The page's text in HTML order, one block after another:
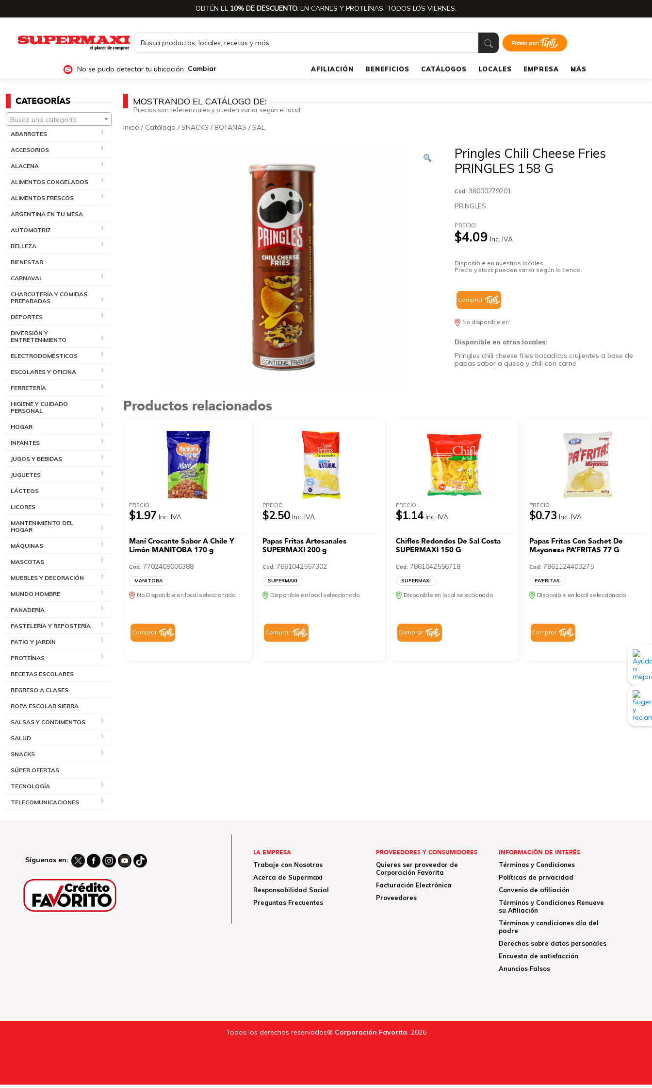
OBTÉN EL 10% DE DESCUENTO. EN CARNES Y PROTEÍNAS, TODOS LOS VIERNES.
No se pudo detectar tu ubicación Cambiar AFILIACIÓN BENEFICIOS CATÁLOGOS LOCALES EMPRESA MÁS
CATEGORÍAS
Busca una categoría
ABARROTES
ACCESORIOS
ALACENA
ALIMENTOS CONGELADOS
ALIMENTOS FRESCOS
ARGENTINA EN TU MESA
AUTOMOTRIZ
BELLEZA
BIENESTAR
CARNAVAL
CHARCUTERÍA Y COMIDAS
PREPARADAS
DEPORTES
DIVERSIÓN Y
ENTRETENIMIENTO
ELECTRODOMÉSTICOS
ESCOLARES Y OFICINA
FERRETERÍA
HIGIENE Y CUIDADO
PERSONAL
HOGAR
INFANTES
JUGOS Y BEBIDAS
JUGUETES
LÁCTEOS
LICORES
MANTENIMIENTO DEL
HOGAR
MÁQUINAS
MASCOTAS
MUEBLES Y DECORACIÓN
MUNDO HOMBRE
PANADERÍA
PASTELERÍA Y REPOSTERÍA
PATIO Y JARDÍN
PROTEÍNAS
RECETAS ESCOLARES
REGRESO A CLASES
ROPA ESCOLAR SIERRA
SALSAS Y CONDIMENTOS
SALUD
SNACKS
SÚPER OFERTAS
TECNOLOGÍA
TELECOMUNICACIONES
MOSTRANDO EL CATÁLOGO DE:
Precios son referenciales y pueden variar según el local.
Inicio / Catálogo / SNACKS / BOTANAS / SAL
Pringles Chili Cheese Fries
PRINGLES 158 G
Cod: 38000279201
PRINGLES
PRECIO
$4.09 Inc. IVA
Disponible en nuestros locales.
Precio y stock pueden variar según la tienda.
Comprar
No disponible en:
Disponible en otros locales:
Pringles chili cheese fries bocaditos crujientes a base de
papas sabor a queso y chili con carne
Productos relacionados
PRECIO
$1.97 Inc. IVA
Maní Crocante Sabor A Chile Y
Limón MANITOBA 170 g
Cod: 7702409006388
MANITOBA
No Disponible en local seleccionado
Comprar
PRECIO
$2.50 Inc. IVA
Papas Fritas Artesanales
SUPERMAXI 200 g
Cod: 7861042557302
SUPERMAXI
Disponible en local seleccionado
Comprar
PRECIO
$1.14 Inc. IVA
Chifles Redondos De Sal Costa
SUPERMAXI 150 G
Cod: 7861042556718
SUPERMAXI
Disponible en local seleccionado
Comprar
PRECIO
$0.73 Inc. IVA
Papas Fritas Con Sachet De
Mayonesa PA’FRITAS 77 G
Cod: 7861124403275
PA'FRITAS
Disponible en local seleccionado
Comprar
Síguenos en:
LA EMPRESA
Trabaje con Nosotros
Acerca de Supermaxi
Responsabilidad Social
Preguntas Frecuentes
PROVEEDORES Y CONSUMIDORES
Quieres ser proveedor de
Corporación Favorita
Facturación Electrónica
Proveedores
INFORMACIÓN DE INTERÉS
Términos y Condiciones
Políticas de privacidad
Convenio de afiliación
Términos y Condiciones Renueve
su Afiliación
Términos y condiciones día del
padre
Derechos sobre datos personales
Encuesta de satisfacción
Anuncios Falsos
Todos los derechos reservados® Corporación Favorita. 2026